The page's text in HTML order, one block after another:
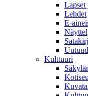
Lapset
Lehdet
E-
Kulttuuri